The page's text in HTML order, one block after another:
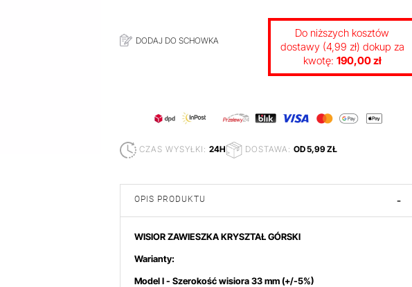
DODAJ DO SCHOWKA
Do niższych kosztów
dostawy (4,99 zł) dokup za
kwotę: 190,00 zł
CZAS WYSYŁKI: 24H DOSTAWA: OD 5,99 ZŁ
OPIS PRODUKTU -
WISIOR ZAWIESZKA KRYSZTAŁ GÓRSKI
Warianty:
Model I - Szerokość wisiora 33 mm(+/-5%)